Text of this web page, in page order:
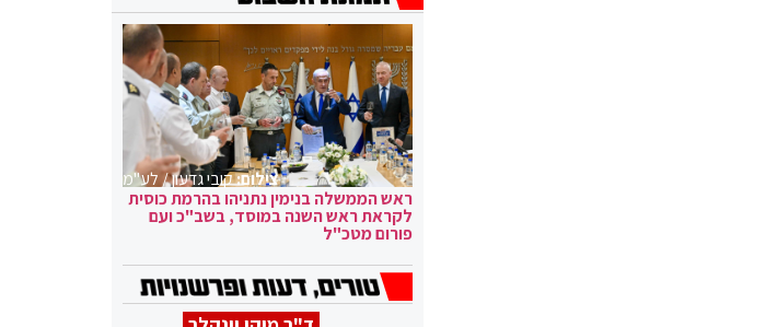
צילום:קובי גדעון / לע"מ
ראש הממשלה בנימין נתניהו בהרמת כוסית
לקראת ראש השנה במוסד, בשב"כ ועם
פורום מטכ"ל